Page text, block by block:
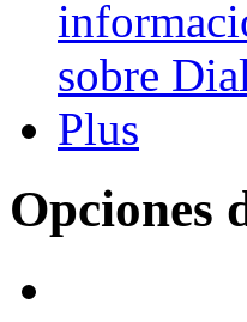
Opciones